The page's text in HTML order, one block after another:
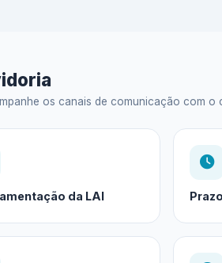
os canais de comunicação com o
da LAI